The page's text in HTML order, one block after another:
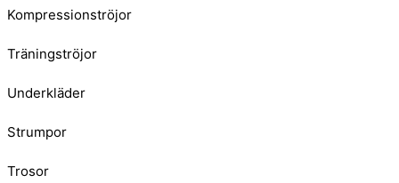
Kompressionströjor
Träningströjor
Underkläder
Strumpor
Trosor